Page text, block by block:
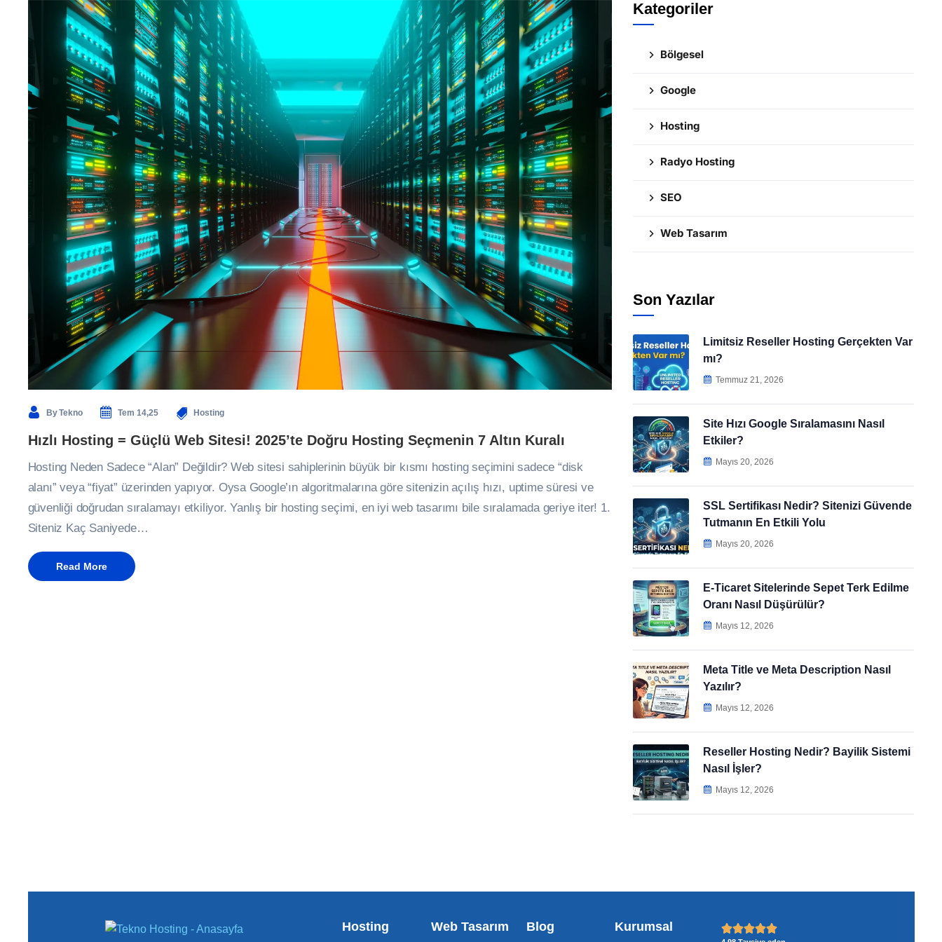
ByTekno Tem 14,25 Hosting
Hızlı Hosting = Güçlü Web Sitesi! 2025’te Doğru Hosting Seçmenin 7 Altın Kuralı
Hosting Neden Sadece “Alan” Değildir? Web sitesi sahiplerinin büyük bir kısmı hosting seçimini sadece “disk
alanı” veya “fiyat” üzerinden yapıyor. Oysa Google’ın algoritmalarına göre sitenizin açılış hızı, uptime süresi ve
güvenliği doğrudan sıralamayı etkiliyor. Yanlış bir hosting seçimi, en iyi web tasarımı bile sıralamada geriye iter! 1.
Siteniz Kaç Saniyede…
Read More
Kategoriler
Bölgesel
Google
Hosting
Radyo Hosting
SEO
Web Tasarım
Son Yazılar
Limitsiz Reseller Hosting Gerçekten Var
mı?
Temmuz 21, 2026
Site Hızı Google Sıralamasını Nasıl
Etkiler?
Mayıs 20, 2026
SSL Sertifikası Nedir? Sitenizi Güvende
Tutmanın En Etkili Yolu
Mayıs 20, 2026
E-Ticaret Sitelerinde Sepet Terk Edilme
Oranı Nasıl Düşürülür?
Mayıs 12, 2026
Meta Title ve Meta Description Nasıl
Yazılır?
Mayıs 12, 2026
Reseller Hosting Nedir? Bayilik Sistemi
Nasıl İşler?
Mayıs 12, 2026
Hosting Web Tasarım Blog Kurumsal